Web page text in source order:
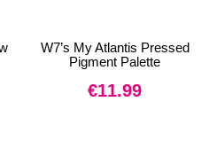
W7’s My Atlantis Pressed
Pigment Palette
€11.99